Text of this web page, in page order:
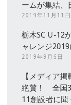
ームが集結、
2019年11月11日
栃木SC U-12
ャレンジ
2019年9月6日
【メディア
絶賛！ 全国
11創設者に聞